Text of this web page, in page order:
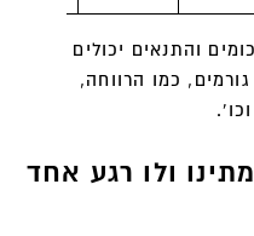
והתנאים יכולים
כמו הרווחה,
ולו רגע אחד